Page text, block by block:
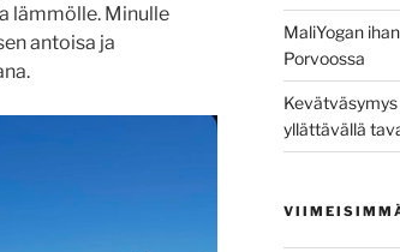
lämmölle. Minulle
antoisa ja
MaliYogan
Porvoossa
yllättävällä